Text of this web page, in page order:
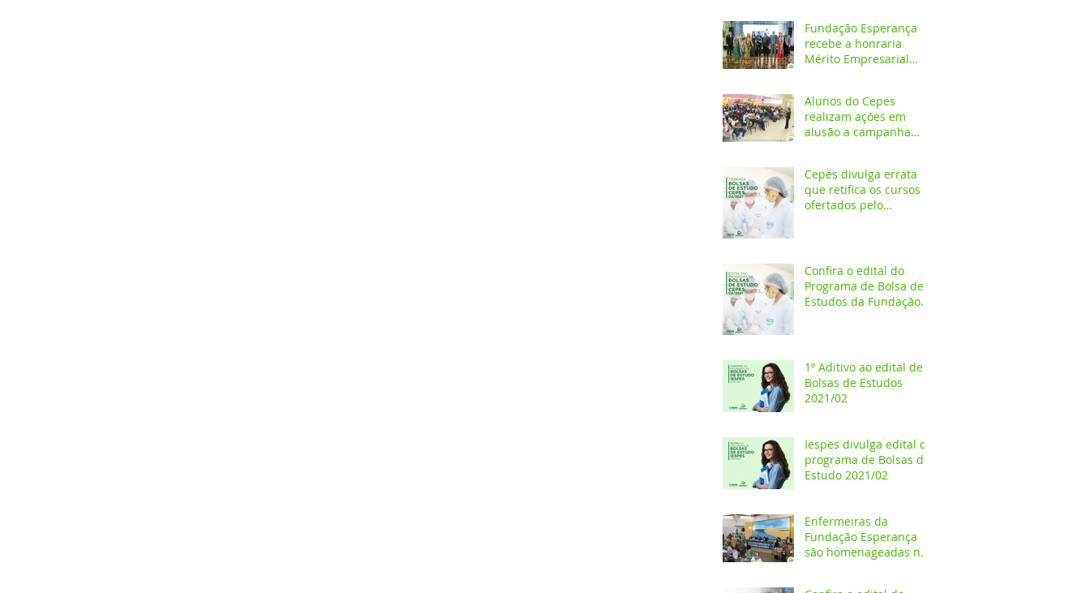
Fundação Esperança
recebe a honraria
Mérito Empresarial
Alunos do Cepes
realizam ações em
alusão a campanha
Cepes divulga errata
que retifica os cursos
ofertados pelo
Confira o edital do
Programa de Bolsa de
Estudos da Fundação
1º Aditivo ao edital de
Bolsas de Estudos
2021/02
Iespes divulga edital do
programa de Bolsas de
Estudo 2021/02
Enfermeiras da
Fundação Esperança
são homenageadas na